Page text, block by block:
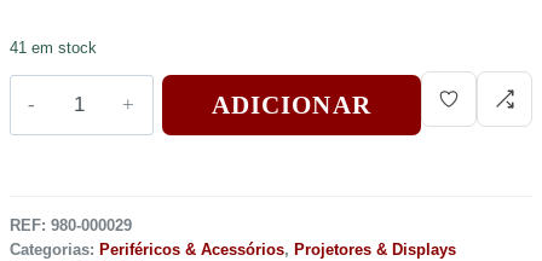
41 em stock
ADICIONAR
REF: 980-000029
Categorias: Periféricos & Acessórios, Projetores & Displays